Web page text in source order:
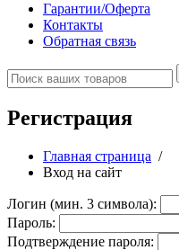
Гарантии/Оферта
Контакты
Обратная связь
Регистрация
Главная страница /
Вход на сайт
Логин (мин. 3 символа):
Пароль:
Подтверждение пароля: